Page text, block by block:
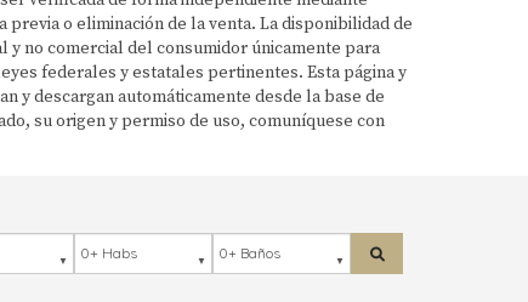
o eliminación de la venta. La disponibilidad de
no comercial del consumidor únicamente para
federales y estatales pertinentes. Esta página y
y descargan automáticamente desde la base de
su origen y permiso de uso, comuníquese con